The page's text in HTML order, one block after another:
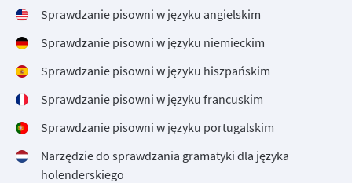
Sprawdzanie pisowni w języku angielskim
Sprawdzanie pisowni w języku niemieckim
Sprawdzanie pisowni w języku hiszpańskim
Sprawdzanie pisowni w języku francuskim
Sprawdzanie pisowni w języku portugalskim
Narzędzie do sprawdzania gramatyki dla języka
holenderskiego